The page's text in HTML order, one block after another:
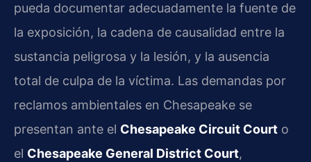
pueda documentar adecuadamente la fuente de
la exposición, la cadena de causalidad entre la
sustancia peligrosa y la lesión, y la ausencia
total de culpa de la víctima. Las demandas por
reclamos ambientales en Chesapeake se
presentan ante el Chesapeake Circuit Court o
el Chesapeake General District Court,